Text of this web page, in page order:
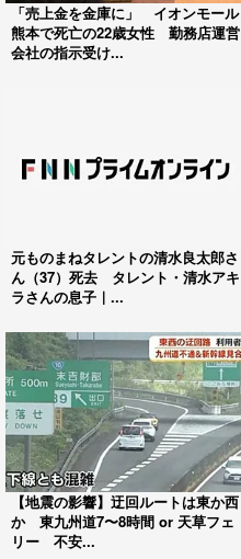
「売上金を金庫に」 イオンモール
熊本で死亡の22歳女性 勤務店運営
会社の指示受け...
元ものまねタレントの清水良太郎さ
ん（37）死去 タレント・清水アキ
ラさんの息子｜...
【地震の影響】迂回ルートは東か西
か 東九州道7〜8時間 or 天草フェ
リー 不安...